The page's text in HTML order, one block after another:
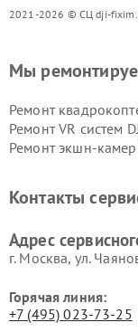
2021-2026 © СЦ dji-
Мы
Ремонт
Ремонт VR систем
Ремонт экшн-камер
Контакты
Адрес
г. Москва, ул.
Горячая линия:
+7 (495) 023-73-25